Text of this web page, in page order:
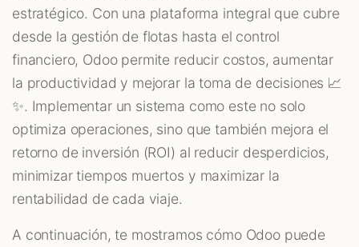
estratégico. Con una plataforma integral que cubre
desde la gestión de flotas hasta el control
financiero, Odoo permite reducir costos, aumentar
la productividad y mejorar la toma de decisiones 📈
✨. Implementar un sistema como este no solo
optimiza operaciones, sino que también mejora el
retorno de inversión (ROI) al reducir desperdicios,
minimizar tiempos muertos y maximizar la
rentabilidad de cada viaje.
A continuación, te mostramos cómo Odoo puede